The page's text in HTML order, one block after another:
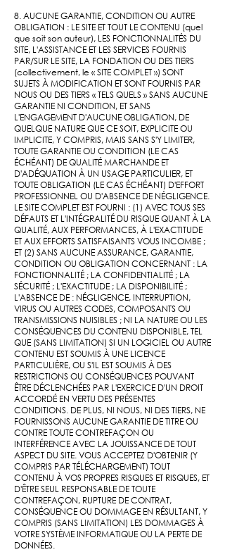
8. AUCUNE GARANTIE, CONDITION OU AUTRE
OBLIGATION : LE SITE ET TOUT LE CONTENU (quel
que soit son auteur), LES FONCTIONNALITÉS DU
SITE, L'ASSISTANCE ET LES SERVICES FOURNIS
PAR/SUR LE SITE, LA FONDATION OU DES TIERS
(collectivement, le « SITE COMPLET ») SONT
SUJETS À MODIFICATION ET SONT FOURNIS PAR
NOUS OU DES TIERS « TELS QUELS » SANS AUCUNE
GARANTIE NI CONDITION, ET SANS
L'ENGAGEMENT D'AUCUNE OBLIGATION, DE
QUELQUE NATURE QUE CE SOIT, EXPLICITE OU
IMPLICITE, Y COMPRIS, MAIS SANS S'Y LIMITER,
TOUTE GARANTIE OU CONDITION (LE CAS
ÉCHÉANT) DE QUALITÉ MARCHANDE ET
D'ADÉQUATION À UN USAGE PARTICULIER, ET
TOUTE OBLIGATION (LE CAS ÉCHÉANT) D'EFFORT
PROFESSIONNEL OU D'ABSENCE DE NÉGLIGENCE.
LE SITE COMPLET EST FOURNI : (1) AVEC TOUS SES
DÉFAUTS ET L'INTÉGRALITÉ DU RISQUE QUANT À LA
QUALITÉ, AUX PERFORMANCES, À L'EXACTITUDE
ET AUX EFFORTS SATISFAISANTS VOUS INCOMBE ;
ET (2) SANS AUCUNE ASSURANCE, GARANTIE,
CONDITION OU OBLIGATION CONCERNANT : LA
FONCTIONNALITÉ ; LA CONFIDENTIALITÉ ; LA
SÉCURITÉ ; L'EXACTITUDE ; LA DISPONIBILITÉ ;
L'ABSENCE DE : NÉGLIGENCE, INTERRUPTION,
VIRUS OU AUTRES CODES, COMPOSANTS OU
TRANSMISSIONS NUISIBLES ; NI LA ​​NATURE OU LES
CONSÉQUENCES DU CONTENU DISPONIBLE, TEL
QUE (SANS LIMITATION) SI UN LOGICIEL OU AUTRE
CONTENU EST SOUMIS À UNE LICENCE
PARTICULIÈRE, OU S'IL EST SOUMIS À DES
RESTRICTIONS OU CONSÉQUENCES POUVANT
ÊTRE DÉCLENCHÉES PAR L'EXERCICE D'UN DROIT
ACCORDÉ EN VERTU DES PRÉSENTES
CONDITIONS. DE PLUS, NI NOUS, NI DES TIERS, NE
FOURNISSONS AUCUNE GARANTIE DE TITRE OU
CONTRE TOUTE CONTREFAÇON OU
INTERFÉRENCE AVEC LA JOUISSANCE DE TOUT
ASPECT DU SITE. VOUS ACCEPTEZ D'OBTENIR (Y
COMPRIS PAR TÉLÉCHARGEMENT) TOUT
CONTENU À VOS PROPRES RISQUES ET RISQUES, ET
D'ÊTRE SEUL RESPONSABLE DE TOUTE
CONTREFAÇON, RUPTURE DE CONTRAT,
CONSÉQUENCE OU DOMMAGE EN RÉSULTANT, Y
COMPRIS (SANS LIMITATION) LES DOMMAGES À
VOTRE SYSTÈME INFORMATIQUE OU LA PERTE DE
DONNÉES.